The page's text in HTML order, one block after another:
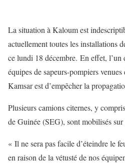
La situation à Kaloum est
actuellement toutes les installations
ce lundi 18 décembre. En effet,
équipes de sapeurs-pompiers
Kamsar est d’empêcher la
Plusieurs camions citernes, y
de Guinée (SEG), sont mobilisés sur
« Il ne sera pas facile d’éteindre le
en raison de la vétusté de nos